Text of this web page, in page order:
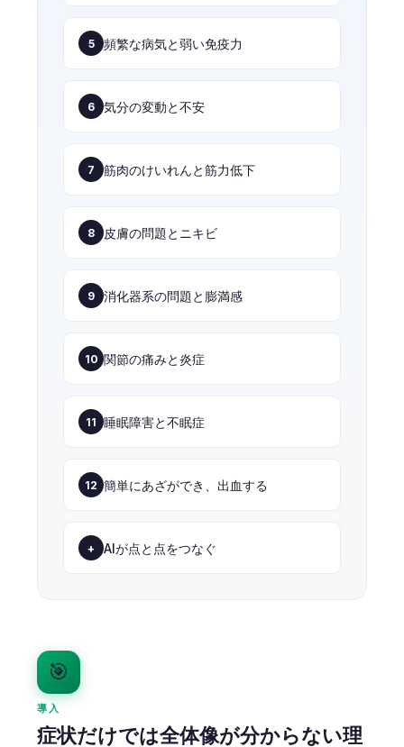
5 頻繁な病気と弱い免疫力
6 気分の変動と不安
7 筋肉のけいれんと筋力低下
8 皮膚の問題とニキビ
9 消化器系の問題と膨満感
10 関節の痛みと炎症
11 睡眠障害と不眠症
12 簡単にあざができ、出血する
+ AIが点と点をつなぐ
🎯
導入
症状だけでは全体像が分からない理